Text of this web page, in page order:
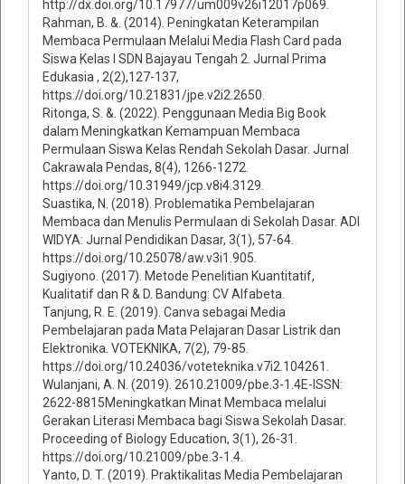
http://dx.doi.org/10.17977/um009v26i12017p069.
Rahman, B. &. (2014). Peningkatan Keterampilan
Membaca Permulaan Melalui Media Flash Card pada
Siswa Kelas I SDN Bajayau Tengah 2. Jurnal Prima
Edukasia , 2(2),127-137,
https://doi.org/10.21831/jpe.v2i2.2650.
Ritonga, S. &. (2022). Penggunaan Media Big Book
dalam Meningkatkan Kemampuan Membaca
Permulaan Siswa Kelas Rendah Sekolah Dasar. Jurnal
Cakrawala Pendas, 8(4), 1266-1272.
https://doi.org/10.31949/jcp.v8i4.3129.
Suastika, N. (2018). Problematika Pembelajaran
Membaca dan Menulis Permulaan di Sekolah Dasar. ADI
WIDYA: Jurnal Pendidikan Dasar, 3(1), 57-64.
https://doi.org/10.25078/aw.v3i1.905.
Sugiyono. (2017). Metode Penelitian Kuantitatif,
Kualitatif dan R & D. Bandung: CV Alfabeta.
Tanjung, R. E. (2019). Canva sebagai Media
Pembelajaran pada Mata Pelajaran Dasar Listrik dan
Elektronika. VOTEKNIKA, 7(2), 79-85.
https://doi.org/10.24036/voteteknika.v7i2.104261.
Wulanjani, A. N. (2019). 2610.21009/pbe.3-1.4E-ISSN:
2622-8815Meningkatkan Minat Membaca melalui
Gerakan Literasi Membaca bagi Siswa Sekolah Dasar.
Proceeding of Biology Education, 3(1), 26-31.
https://doi.org/10.21009/pbe.3-1.4.
Yanto, D. T. (2019). Praktikalitas Media Pembelajaran